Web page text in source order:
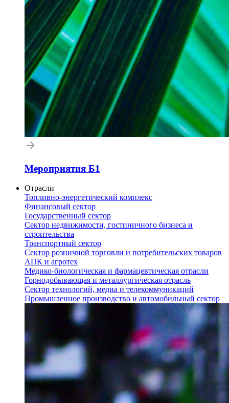
Мероприятия Б1
Отрасли
Топливно-энергетический комплекс
Финансовый сектор
Государственный сектор
Сектор недвижимости, гостиничного бизнеса и
строительства
Транспортный сектор
Сектор розничной торговли и потребительских товаров
АПК и агротех
Медико-биологическая и фармацевтическая отрасли
Горнодобывающая и металлургическая отрасль
Сектор технологий, медиа и телекоммуникаций
Промышленное производство и автомобильный сектор